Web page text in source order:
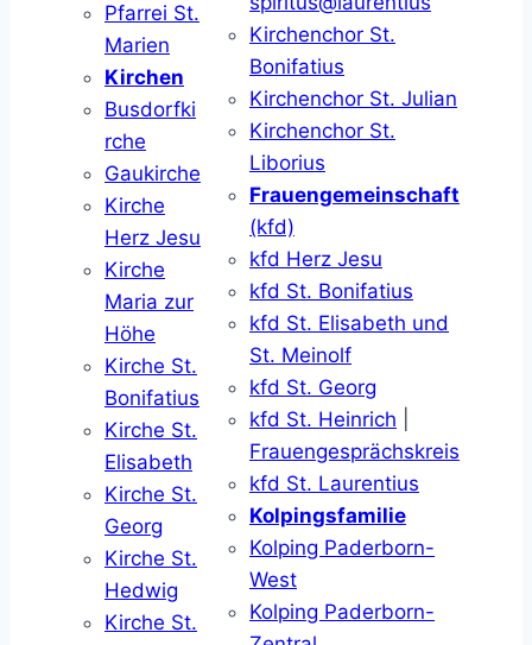
Pfarrei St.
Marien
Kirchen
Busdorfki
rche
Gaukirche
Kirche
Herz Jesu
Kirche
Maria zur
Höhe
Kirche St.
Bonifatius
Kirche St.
Elisabeth
Kirche St.
Georg
Kirche St.
Hedwig
Kirche St.
Kirchenchor St.
Bonifatius
Kirchenchor St. Julian
Kirchenchor St.
Liborius
Frauengemeinschaft
(kfd)
kfd Herz Jesu
kfd St. Bonifatius
kfd St. Elisabeth und
St. Meinolf
kfd St. Georg
kfd St. Heinrich
Frauengesprächskreis
kfd St. Laurentius
Kolpingsfamilie
Kolping Paderborn-
West
Kolping Paderborn-